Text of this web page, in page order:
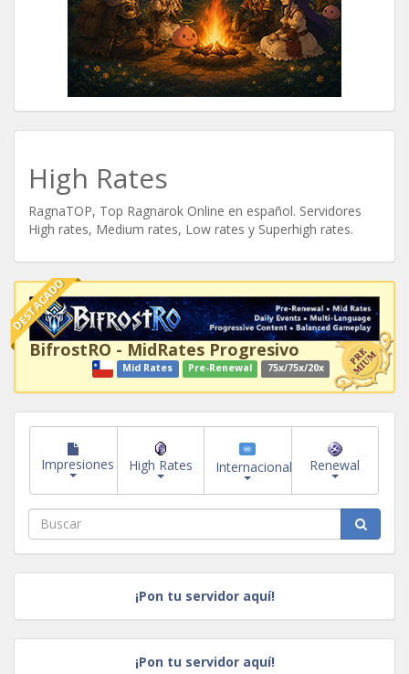
High Rates
RagnaTOP, Top Ragnarok Online en español. Servidores
High rates, Medium rates, Low rates y Superhigh rates.
DESTACADO
BifrostRO - MidRates Progresivo
Mid Rates Pre-Renewal 75x/75x/20x
Impresiones High Rates Internacional Renewal
¡Pon tu servidor aquí!
¡Pon tu servidor aquí!